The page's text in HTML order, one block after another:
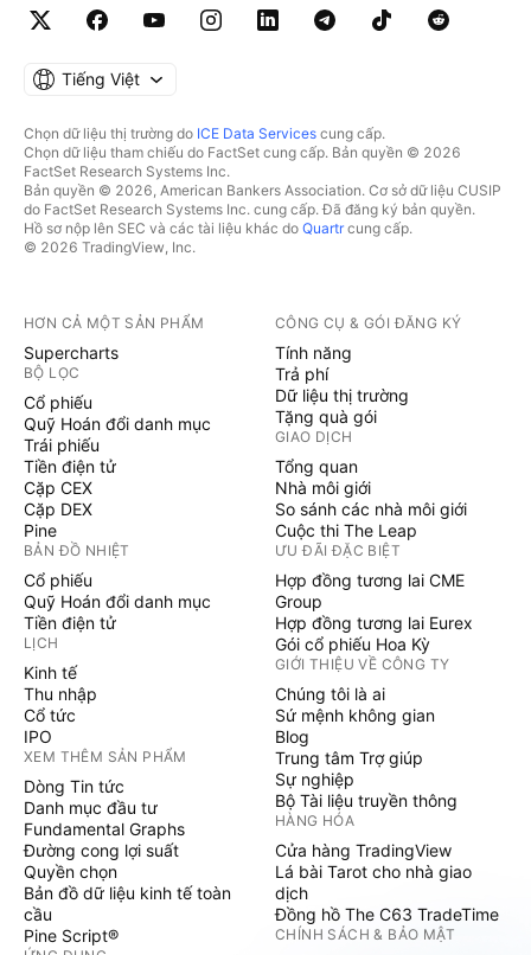
Tiếng Việt
Chọn dữ liệu thị trường do ICE Data Services cung cấp.
Chọn dữ liệu tham chiếu do FactSet cung cấp. Bản quyền © 2026
FactSet Research Systems Inc.
Bản quyền © 2026, American Bankers Association. Cơ sở dữ liệu CUSIP
do FactSet Research Systems Inc. cung cấp. Đã đăng ký bản quyền.
Hồ sơ nộp lên SEC và các tài liệu khác do Quartrcung cấp.
© 2026 TradingView, Inc.
HƠN CẢ MỘT SẢN PHẨM
Supercharts
BỘ LỌC
Cổ phiếu
Quỹ Hoán đổi danh mục
Trái phiếu
Tiền điện tử
Cặp CEX
Cặp DEX
Pine
BẢN ĐỒ NHIỆT
Cổ phiếu
Quỹ Hoán đổi danh mục
Tiền điện tử
LỊCH
Kinh tế
Thu nhập
Cổ tức
IPO
XEM THÊM SẢN PHẨM
Dòng Tin tức
Danh mục đầu tư
Fundamental Graphs
Đường cong lợi suất
Quyền chọn
Bản đồ dữ liệu kinh tế toàn
cầu
Pine Script®
CÔNG CỤ & GÓI ĐĂNG KÝ
Tính năng
Trả phí
Dữ liệu thị trường
Tặng quà gói
GIAO DỊCH
Tổng quan
Nhà môi giới
So sánh các nhà môi giới
Cuộc thi The Leap
ƯU ĐÃI ĐẶC BIỆT
Hợp đồng tương lai CME
Group
Hợp đồng tương lai Eurex
Gói cổ phiếu Hoa Kỳ
GIỚI THIỆU VỀ CÔNG TY
Chúng tôi là ai
Sứ mệnh không gian
Blog
Trung tâm Trợ giúp
Sự nghiệp
Bộ Tài liệu truyền thông
HÀNG HÓA
Cửa hàng TradingView
Lá bài Tarot cho nhà giao
dịch
Đồng hồ The C63 TradeTime
CHÍNH SÁCH & BẢO MẬT